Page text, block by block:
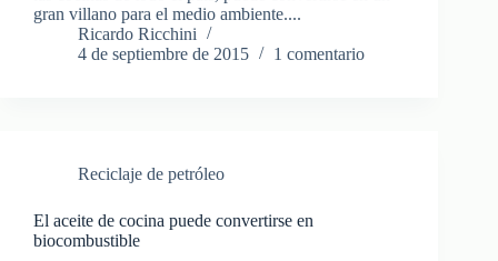
gran villano para el medio ambiente....
Ricardo Ricchini
4 de septiembre de 2015
1 comentario
Reciclaje de petróleo
El aceite de cocina puede convertirse en
biocombustible